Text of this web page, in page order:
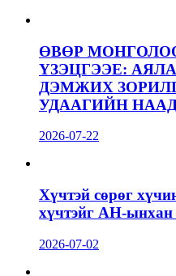
ӨВӨР
ҮЗЭЦГЭЭЕ:
ДЭМЖИХ
УДААГИЙН
2026-07-22
Хүчтэй сөрөг
хүчтэйг АН-ынхан
2026-07-02